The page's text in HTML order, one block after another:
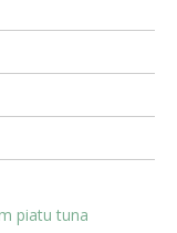
piatu tuna